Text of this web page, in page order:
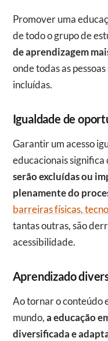
Promover uma educação acessível é um ato de inclusão
de todo o grupo de
de aprendizagem
onde todas as
incluídas.
Igualdade de
Garantir um acesso igual às oportunidades
educacionais significa
serão excluídas ou
plenamente do
barreiras físicas,
tantas outras, são
acessibilidade.
Aprendizado
Ao tornar o conteúdo educacional acessível para todo
mundo,a educação
diversificada e